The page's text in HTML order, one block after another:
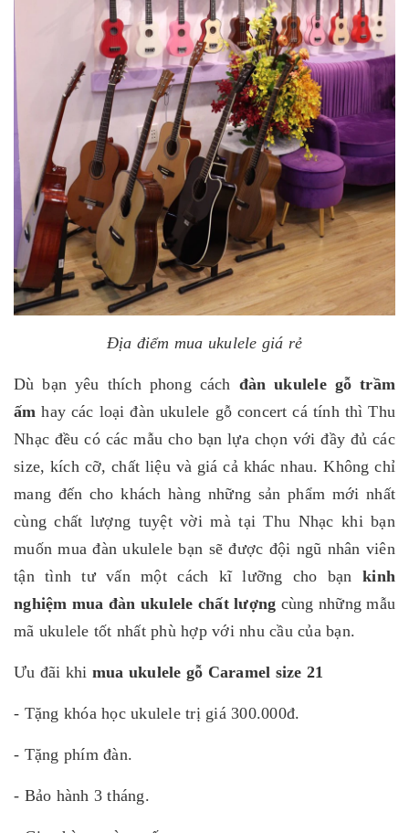
Địa điểm mua ukulele giá rẻ
Dù bạn yêu thích phong cách đàn ukulele gỗ trầm
ấmhay các loại đàn ukulele gỗ concert cá tính thì Thu
Nhạc đều có các mẫu cho bạn lựa chọn với đầy đủ các
size, kích cỡ, chất liệu và giá cả khác nhau. Không chỉ
mang đến cho khách hàng những sản phẩm mới nhất
cùng chất lượng tuyệt vời mà tại Thu Nhạc khi bạn
muốn mua đàn ukulele bạn sẽ được đội ngũ nhân viên
tận tình tư vấn một cách kĩ lưỡng cho bạn kinh
nghiệm mua đàn ukulele chất lượng cùng những mẫu
mã ukulele tốt nhất phù hợp với nhu cầu của bạn.
Ưu đãi khi mua ukulele gỗ Caramel size 21
- Tặng khóa học ukulele trị giá 300.000đ.
- Tặng phím đàn.
- Bảo hành 3 tháng.